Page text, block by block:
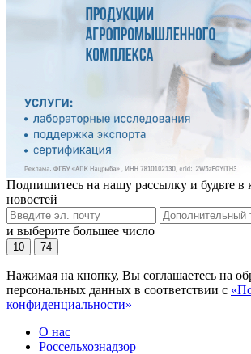
Подпишитесь на нашу рассылку и будьте в
новостей
и выберите большее число
10 74
Нажимая на кнопку, Вы соглашаетесь на
персональных данных в соответствии с
конфиденциальности»
О нас
Россельхознадзор